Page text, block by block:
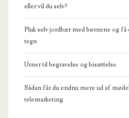
eller vil du selv?
Pluk selv jordbær med børnene og få
tegn
Urner til begravelse og bisættelse
Sådan får du endnu mere ud af
telemarketing